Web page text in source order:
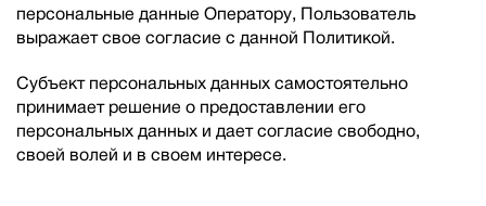
персональные данные Оператору, Пользователь
выражает свое согласие с данной Политикой.
Субъект персональных данных самостоятельно
принимает решение о предоставлении его
персональных данных и дает согласие свободно,
своей волей и в своем интересе.